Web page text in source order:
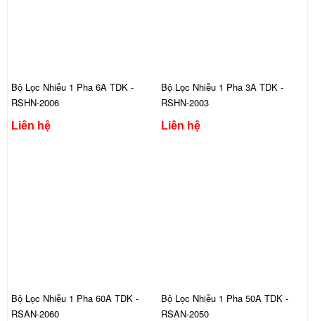
Bộ Lọc Nhiễu 1 Pha 6A TDK -
RSHN-2006
Liên hệ
Bộ Lọc Nhiễu 1 Pha 3A TDK -
RSHN-2003
Liên hệ
Bộ Lọc Nhiễu 1 Pha 60A TDK -
RSAN-2060
Bộ Lọc Nhiễu 1 Pha 50A TDK -
RSAN-2050